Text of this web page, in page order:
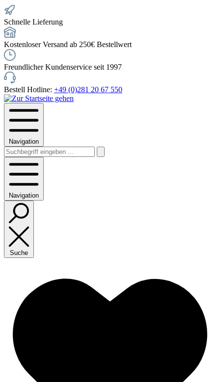
Schnelle Lieferung
Kostenloser Versand ab 250€ Bestellwert
Freundlicher Kundenservice seit 1997
Bestell Hotline: +49 (0)281 20 67 550
Navigation
Navigation
Suche